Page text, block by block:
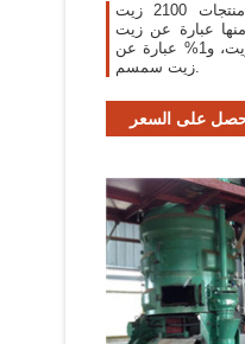
حول المنتج والموردين: يقدم منتجات 2100 زيت
ماليزيا. حوالي 16% منها عبارة عن زيت
النخيل، و4% عبارة عن معاصر زيت، و1% عبارة عن
زيت سمسم.
على السعر